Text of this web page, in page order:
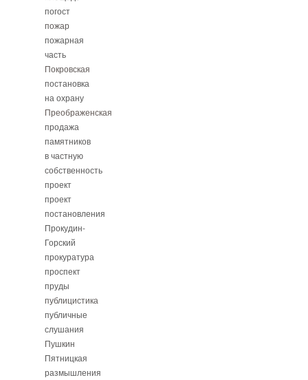
погост
пожар
пожарная
часть
Покровская
постановка
на охрану
Преображенская
продажа
памятников
в частную
собственность
проект
проект
постановления
Прокудин-
Горский
прокуратура
проспект
пруды
публицистика
публичные
слушания
Пушкин
Пятницкая
размышления